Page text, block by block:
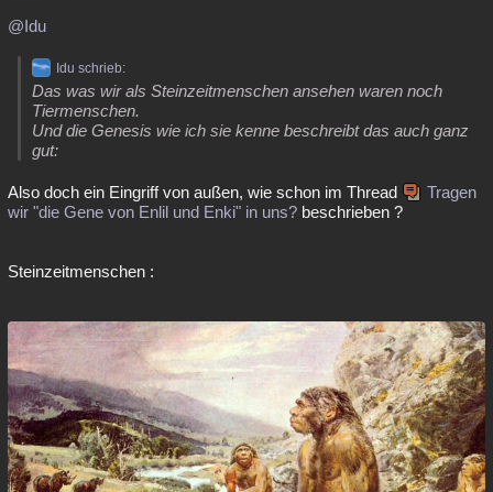
@Idu
Idu schrieb:
Das was wir als Steinzeitmenschen ansehen waren noch
Tiermenschen.
Und die Genesis wie ich sie kenne beschreibt das auch ganz
gut:
Also doch ein Eingriff von außen, wie schon im Thread
Tragen
wir "die Gene von Enlil und Enki" in uns? beschrieben ?
Steinzeitmenschen :